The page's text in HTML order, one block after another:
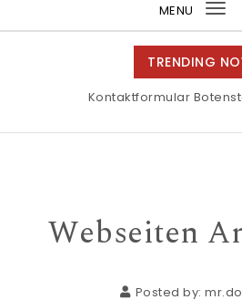
MENU
TRENDING
Kontaktformular
Historische Grafiken und
Webseiten
Posted by: